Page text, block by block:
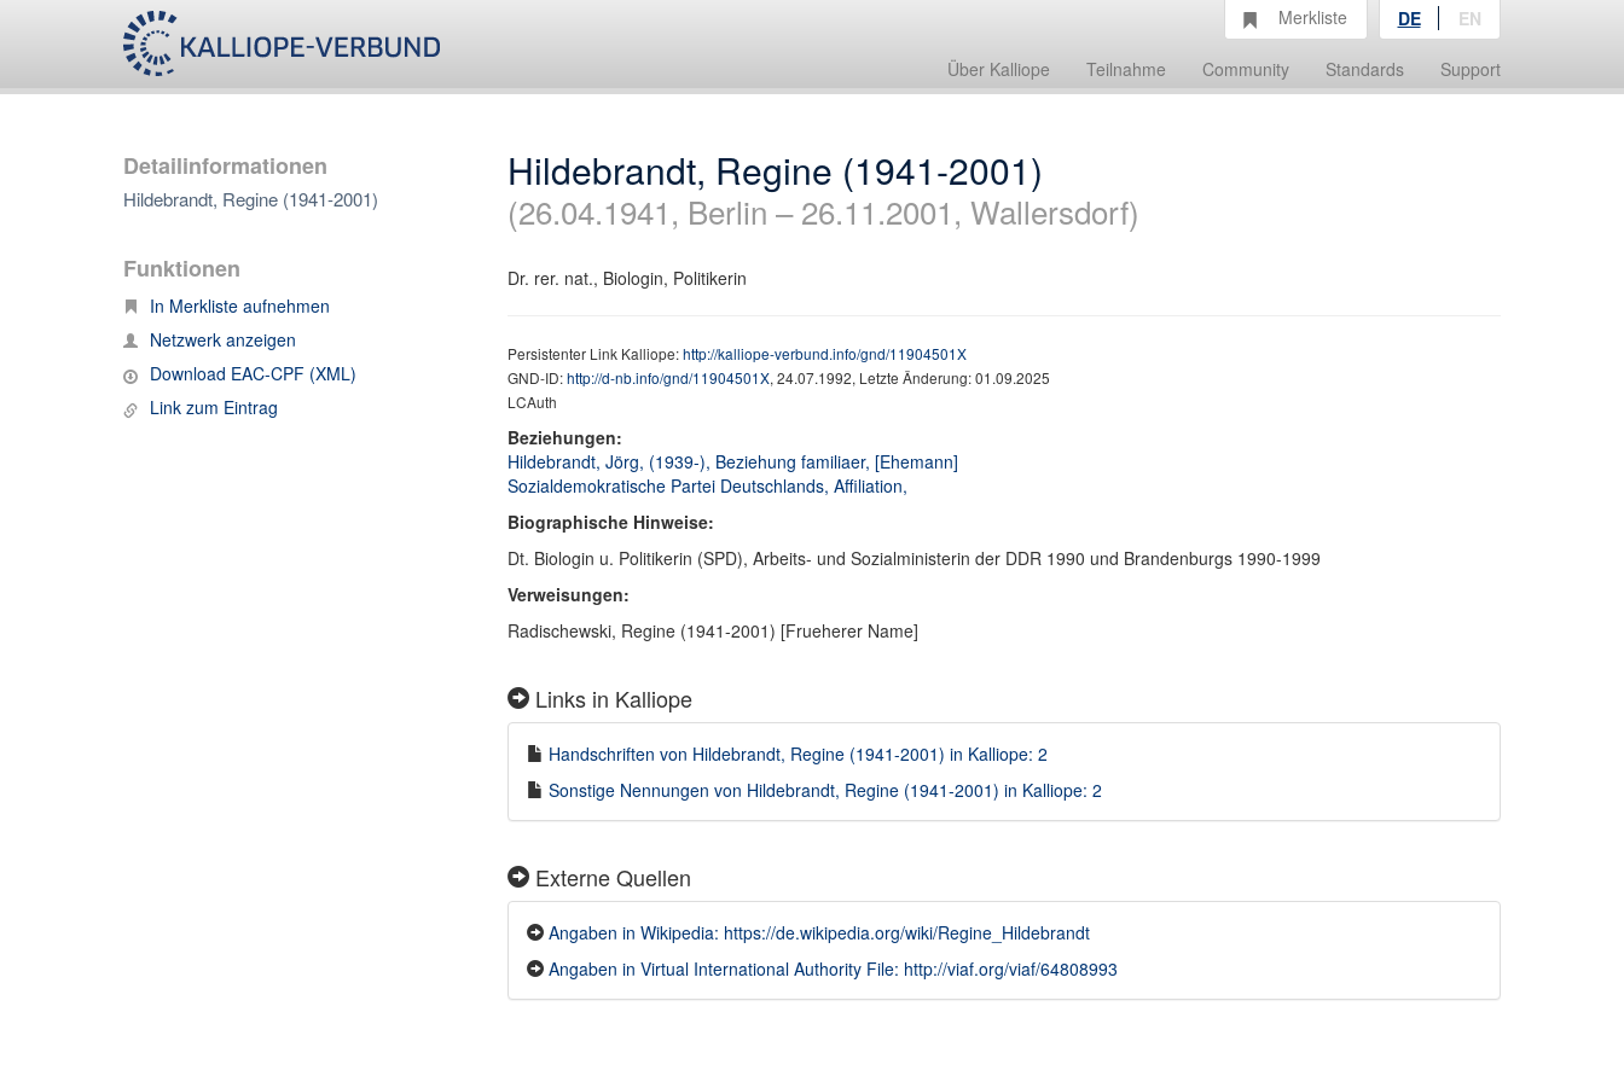
Über Kalliope Teilnahme Community Standards Support
Merkliste DE EN
Detailinformationen
Hildebrandt, Regine (1941-2001)
Funktionen
In Merkliste aufnehmen
Netzwerk anzeigen
Download EAC-CPF (XML)
Link zum Eintrag
Hildebrandt, Regine (1941-2001)
(26.04.1941, Berlin – 26.11.2001, Wallersdorf)
Dr. rer. nat., Biologin, Politikerin
Persistenter Link Kalliope:http://kalliope-verbund.info/gnd/11904501X
GND-ID:http://d-nb.info/gnd/11904501X, 24.07.1992, Letzte Änderung: 01.09.2025
LCAuth
Beziehungen:
Hildebrandt, Jörg, (1939-), Beziehung familiaer, [Ehemann]
Sozialdemokratische Partei Deutschlands, Affiliation,
Biographische Hinweise:
Dt. Biologin u. Politikerin (SPD), Arbeits- und Sozialministerin der DDR 1990 und Brandenburgs 1990-1999
Verweisungen:
Radischewski, Regine (1941-2001) [Frueherer Name]
Links in Kalliope
Handschriften von Hildebrandt, Regine (1941-2001) in Kalliope: 2
Sonstige Nennungen von Hildebrandt, Regine (1941-2001) in Kalliope: 2
Externe Quellen
Angaben in Wikipedia: https://de.wikipedia.org/wiki/Regine_Hildebrandt
Angaben in Virtual International Authority File: http://viaf.org/viaf/64808993